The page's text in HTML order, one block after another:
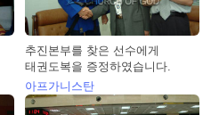
추진본부를 찾은 선수에게
태권도복을 증정하였습니다.
아프가니스탄